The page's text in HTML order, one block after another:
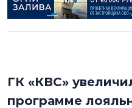
ГК «КВС»
программе